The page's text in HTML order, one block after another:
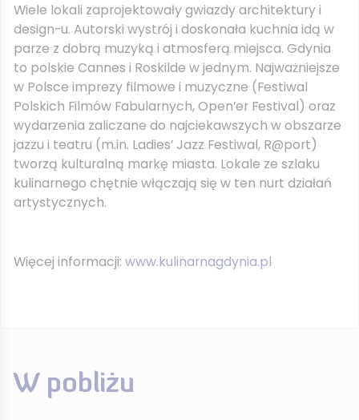
Wiele lokali zaprojektowały gwiazdy architektury i
design-u. Autorski wystrój i doskonała kuchnia idą w
parze z dobrą muzyką i atmosferą miejsca. Gdynia
to polskie Cannes i Roskilde w jednym. Najważniejsze
w Polsce imprezy filmowe i muzyczne (Festiwal
Polskich Filmów Fabularnych, Open’er Festival) oraz
wydarzenia zaliczane do najciekawszych w obszarze
jazzu i teatru (m.in. Ladies’ Jazz Festiwal, R@port)
tworzą kulturalną markę miasta. Lokale ze szlaku
kulinarnego chętnie włączają się w ten nurt działań
artystycznych.
Więcej informacji: www.kulinarnagdynia.pl
W pobliżu